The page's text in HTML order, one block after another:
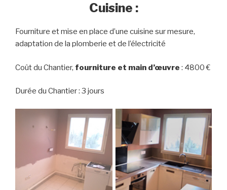
Cuisine :
Fourniture et mise en place d’une cuisine sur mesure,
adaptation de la plomberie et de l’électricité
Coût du Chantier, fourniture et main d’œuvre : 4800 €
Durée du Chantier : 3 jours